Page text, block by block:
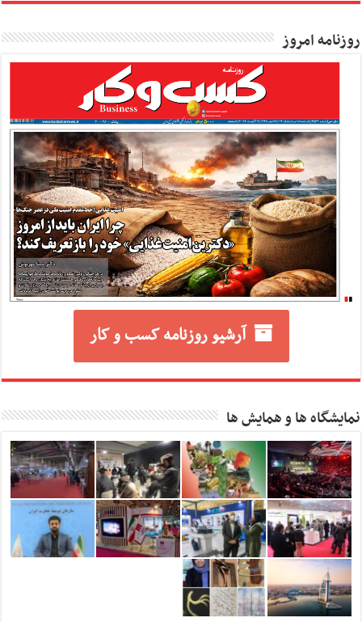
روزنامه امروز
آرشیو روزنامه کسب و کار
نمایشگاه ها و همایش ها